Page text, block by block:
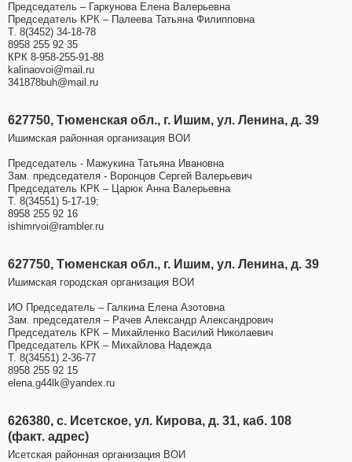
Председатель – Гаркунова Елена Валерьевна
Председатель КРК – Палеева Татьяна Филипповна
Т. 8(3452) 34-18-78
8958 255 92 35
КРК 8-958-255-91-88
kalinaovoi@mail.ru
341878buh@mail.ru
627750, Тюменская обл., г. Ишим, ул. Ленина, д. 39
Ишимская районная организация ВОИ
Председатель - Мажукина Татьяна Ивановна
Зам. председателя - Воронцов Сергей Валерьевич
Председатель КРК – Царюк Анна Валерьевна
Т. 8(34551) 5-17-19;
8958 255 92 16
ishimrvoi@rambler.ru
627750, Тюменская обл., г. Ишим, ул. Ленина, д. 39
Ишимская городская организация ВОИ
ИО Председатель – Галкина Елена Азотовна
Зам. председателя – Рачев Александр Александрович
Председатель КРК – Михайленко Василий Николаевич
Председатель КРК – Михайлова Надежда
Т. 8(34551) 2-36-77
8958 255 92 15
elena.g44lk@yandex.ru
626380, с. Исетское, ул. Кирова, д. 31, каб. 108
(факт. адрес)
Исетская районная организация ВОИ